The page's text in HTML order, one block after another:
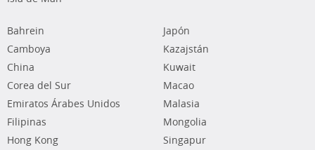
Bahrein
Camboya
China
Corea del Sur
Emiratos Árabes Unidos
Filipinas
Hong Kong
Japón
Kazajstán
Kuwait
Macao
Malasia
Mongolia
Singapur